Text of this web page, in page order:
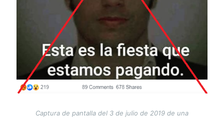
Captura de pantalla del 3 de julio de 2019 de una